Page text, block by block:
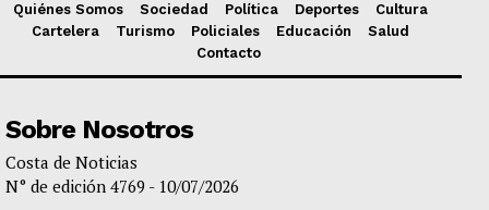
Quiénes Somos Sociedad Política Deportes
Cultura
Cartelera
Turismo Policiales Educación
Salud
Contacto
Sobre Nosotros
Costa de Noticias
N° de edición 4769 - 10/07/2026